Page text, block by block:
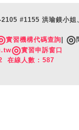
#1155 洪瑜鎂小姐
實習機構代碼查詢 ◎
◎實習申訴窗口
在線人數 : 587